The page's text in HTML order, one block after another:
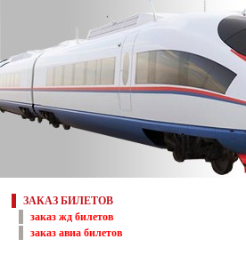
ЗАКАЗ БИЛЕТОВ
заказ жд билетов
заказ авиа билетов